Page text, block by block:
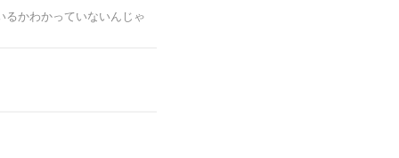
かわかっていないんじゃ